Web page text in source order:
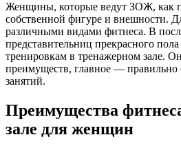
Женщины, которые ведут ЗОЖ, как
собственной фигуре и внешности.
различными видами фитнеса. В
представительниц прекрасного
тренировкам в тренажерном зале.
преимуществ, главное — правильно
занятий.
Преимущества
зале для женщин